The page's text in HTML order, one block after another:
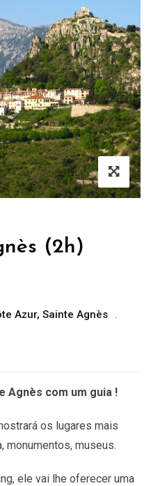
(2h)
Azur, Sainte Agnès
Agnès com um guia !
os lugares mais
monumentos, museus.
ele vai lhe oferecer uma